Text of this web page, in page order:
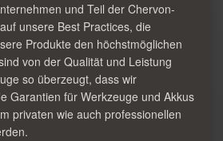
und Teil der Chervon-
unsere Best Practices, die
Produkte den höchstmöglichen
von der Qualität und Leistung
so überzeugt, dass wir
Garantien für Werkzeuge und Akkus
privaten wie auch professionellen